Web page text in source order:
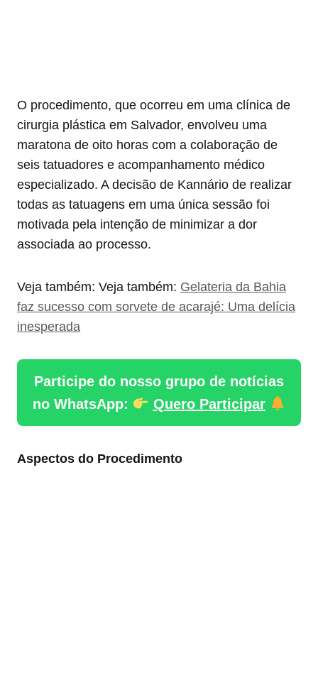
O procedimento, que ocorreu em uma clínica de
cirurgia plástica em Salvador, envolveu uma
maratona de oito horas com a colaboração de
seis tatuadores e acompanhamento médico
especializado. A decisão de Kannário de realizar
todas as tatuagens em uma única sessão foi
motivada pela intenção de minimizar a dor
associada ao processo.
Veja também: Veja também: Gelateria da Bahia
faz sucesso com sorvete de acarajé: Uma delícia
inesperada
Participe do nosso grupo de notícias
no WhatsApp:
Quero Participar
Aspectos do Procedimento